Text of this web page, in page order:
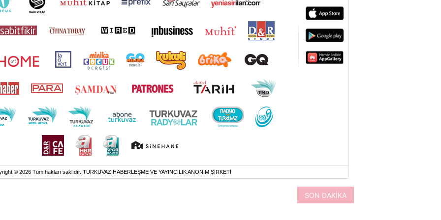
SON DAKİKA
© 2026 Tüm hakları saklıdır. TURKUVAZ HABERLEŞME VE YAYINCILIK ANONİM ŞİRKETİ